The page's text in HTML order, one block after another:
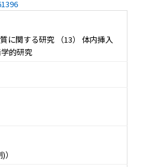
に関する研究 （13） 体内挿入
的研究